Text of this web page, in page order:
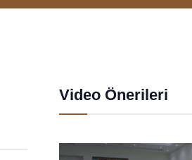
Video Önerileri